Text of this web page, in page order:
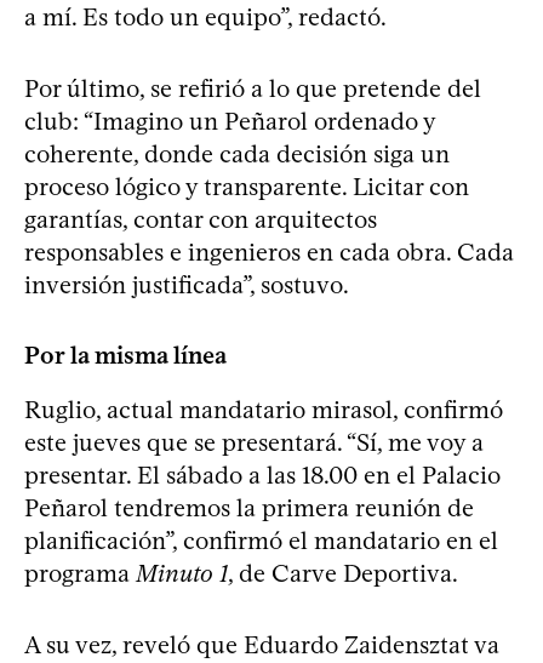
a mí. Es todo un equipo”, redactó.
Por último, se refirió a lo que pretende del
club: “Imagino un Peñarol ordenado y
coherente, donde cada decisión siga un
proceso lógico y transparente. Licitar con
garantías, contar con arquitectos
responsables e ingenieros en cada obra. Cada
inversión justificada”, sostuvo.
Por la misma línea
Ruglio, actual mandatario mirasol, confirmó
este jueves que se presentará. “Sí, me voy a
presentar. El sábado a las 18.00 en el Palacio
Peñarol tendremos la primera reunión de
planificación”, confirmó el mandatario en el
programa Minuto 1, de Carve Deportiva.
A su vez, reveló que Eduardo Zaidensztat va